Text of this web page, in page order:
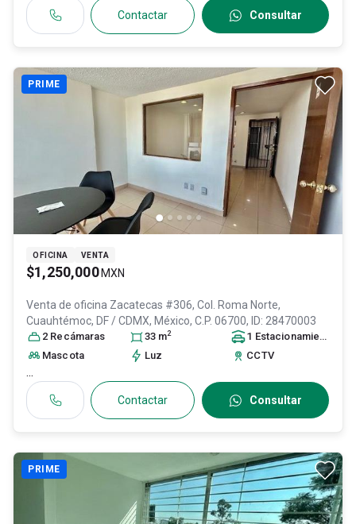
Contactar Consultar
PRIME
OFICINA VENTA
$1,250,000 MXN
Venta de oficina Zacatecas #306, Col. Roma Norte,
Cuauhtémoc, DF / CDMX, México, C.P. 06700, ID: 28470003
2 Recámaras 33 m2 1 Estacionamiento
Mascota
Luz CCTV
...
Contactar Consultar
PRIME